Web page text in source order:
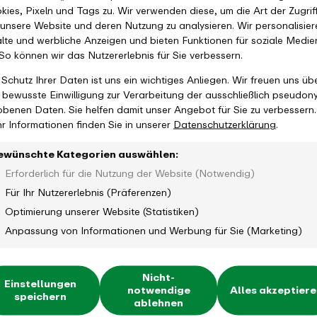
Pixeln und Tags zu. Wir verwenden diese, um die Art der
Website und deren Nutzung zu analysieren. Wir
und werbliche Anzeigen und bieten Funktionen für soziale
können wir das Nutzererlebnis für Sie verbessern.
Ihrer Daten ist uns ein wichtiges Anliegen. Wir freuen uns
Einwilligung zur Verarbeitung der ausschließlich
Daten. Sie helfen damit unser Angebot für Sie zu verbessern.
Informationen finden Sie in unsererDatenschutzerklärung.
Kategorien auswählen:
Erforderlich für die Nutzung der Website (Notwendig)
Für Ihr Nutzererlebnis (Präferenzen)
Optimierung unserer Website (Statistiken)
Anpassung von Informationen und Werbung für Sie (Marketing)
Einstellungen
speichern
Nicht-
notwendige
ablehnen
Alles